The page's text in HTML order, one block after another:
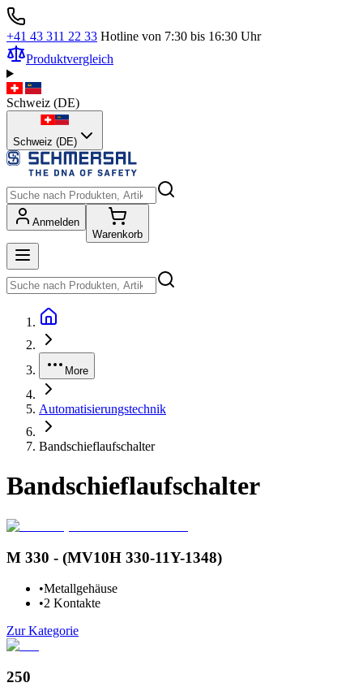
+41 43 311 22 33 Hotline von 7:30 bis 16:30 Uhr
Produktvergleich
Schweiz (DE)
Schweiz (DE)
Anmelden
Warenkorb
More
Automatisierungstechnik
Bandschieflaufschalter
Bandschieflaufschalter
M 330 - (MV10H 330-11Y-1348)
•Metallgehäuse
•2 Kontakte
Zur Kategorie
250